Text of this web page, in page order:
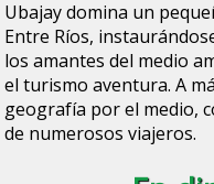
Ubajay domina un
Entre Ríos,
los amantes del medio
el turismo aventura. A
geografía por el medio,
de numerosos viajeros.